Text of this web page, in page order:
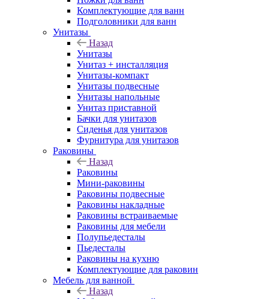
Комплектующие для ванн
Подголовники для ванн
Унитазы
Назад
Унитазы
Унитаз + инсталляция
Унитазы-компакт
Унитазы подвесные
Унитазы напольные
Унитаз приставной
Бачки для унитазов
Сиденья для унитазов
Фурнитура для унитазов
Раковины
Назад
Раковины
Мини-раковины
Раковины подвесные
Раковины накладные
Раковины встраиваемые
Раковины для мебели
Полупьедесталы
Пьедесталы
Раковины на кухню
Комплектующие для раковин
Мебель для ванной
Назад